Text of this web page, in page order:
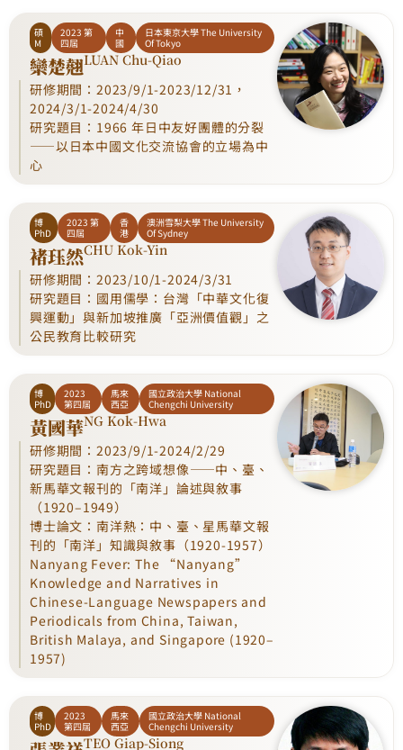
碩
M
2023 第
四屆
中
國
日本東京大學 The University
Of Tokyo
欒楚翹LUAN Chu-Qiao
研修期間：2023/9/1-2023/12/31，
2024/3/1-2024/4/30
研究題目：1966 年日中友好團體的分裂
——以日本中國文化交流協會的立場為中
心
博
PhD
2023 第
四屆
香
港
澳洲雪梨大學 The University
Of Sydney
褚珏然CHU Kok-Yin
研修期間：2023/10/1-2024/3/31
研究題目：國用儒學：台灣「中華文化復
興運動」與新加坡推廣「亞洲價值觀」之
公民教育比較研究
博
PhD
2023
第四屆
馬來
西亞
國立政治大學 National
Chengchi University
黃國華NG Kok-Hwa
研修期間：2023/9/1-2024/2/29
研究題目：南方之跨域想像——中、臺、
新馬華文報刊的「南洋」論述與敘事
（1920–1949）
博士論文：南洋熱：中、臺、星馬華文報
刊的「南洋」知識與敘事（1920-1957）
Nanyang Fever: The “Nanyang”
Knowledge and Narratives in
Chinese-Language Newspapers and
Periodicals from China, Taiwan,
British Malaya, and Singapore (1920–
1957)
博
PhD
2023
第四屆
馬來
西亞
國立政治大學 National
Chengchi University
TEO Giap-Siong